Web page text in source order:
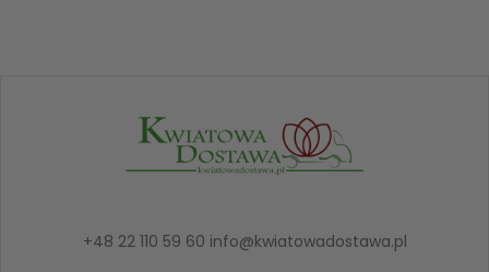
+48 22 110 59 60 info@kwiatowadostawa.pl